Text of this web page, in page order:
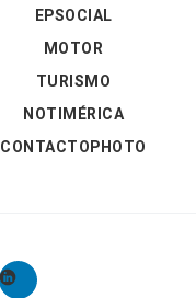
EPSOCIAL
MOTOR
TURISMO
NOTIMÉRICA
CONTACTOPHOTO